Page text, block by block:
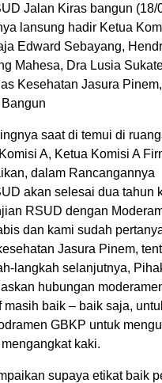
Jalan Kiras bangun (18/
lansung hadir Ketua
Edward Sebayang,
Mahesa, Dra Lusia
Kesehatan Jasura
saat di temui di
A, Ketua Komisi A
dalam Rancangannya
akan selesai dua tahun
RSUD dengan
dan kami sudah
Jasura Pinem,
langkah selanjutnya,
hubungan
masih baik – baik saja,
GBKP untuk
kaki.
supaya etikat baik